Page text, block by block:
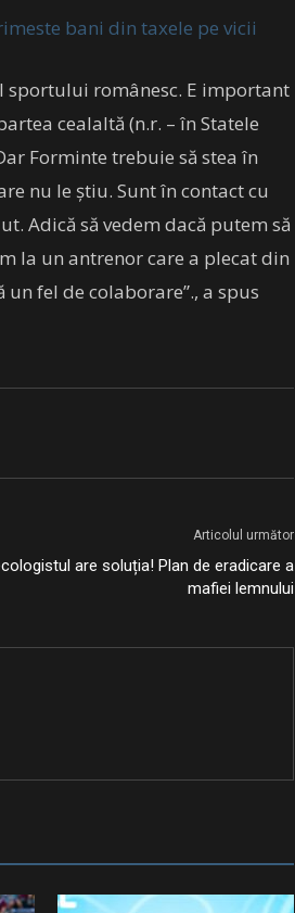
bani din taxele pe vicii
sportului românesc. E important
cealaltă (n.r. – în Statele
Forminte trebuie să stea în
nu le știu. Sunt în contact cu
Adică să vedem dacă putem să
la un antrenor care a plecat din
un fel de colaborare”., a spus
Articolul următor
are soluția! Plan de eradicare a
mafiei lemnului